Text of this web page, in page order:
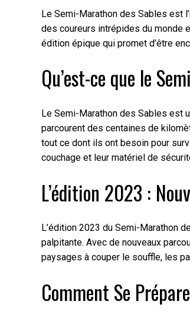
Le Semi-Marathon des Sables est
des coureurs intrépides du monde
édition épique qui promet d’être
Qu’est-ce que le
Le Semi-Marathon des Sables est
parcourent des centaines de
tout ce dont ils ont besoin pour
couchage et leur matériel de
L’édition 2023 :
L’édition 2023 du Semi-Marathon
palpitante. Avec de nouveaux
paysages à couper le souffle, les
Comment Se